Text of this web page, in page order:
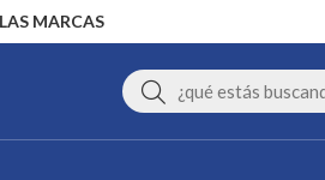
MARCAS
Buscar